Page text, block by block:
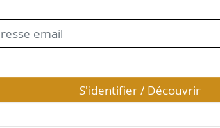
S'identifier / Découvrir